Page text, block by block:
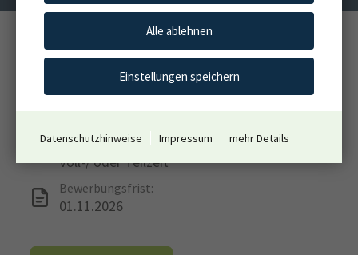
Alle ablehnen
Einstellungen speichern
Datenschutzhinweise Impressum mehr Details
Standort:
Im gesamten LVR-Gebiet
Einsatzstelle:
Arbeitszeit:
Voll-/ oder Teilzeit
Bewerbungsfrist:
01.11.2026